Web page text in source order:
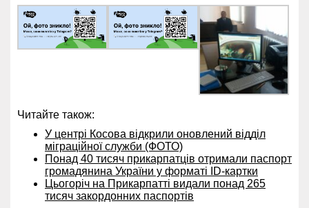
Читайте також:
У центрі Косова відкрили оновлений відділ
міграційної служби (ФОТО)
Понад 40 тисяч прикарпатців отримали паспорт
громадянина України у форматі ID-картки
Цьогоріч на Прикарпатті видали понад 265
тисяч закордонних паспортів